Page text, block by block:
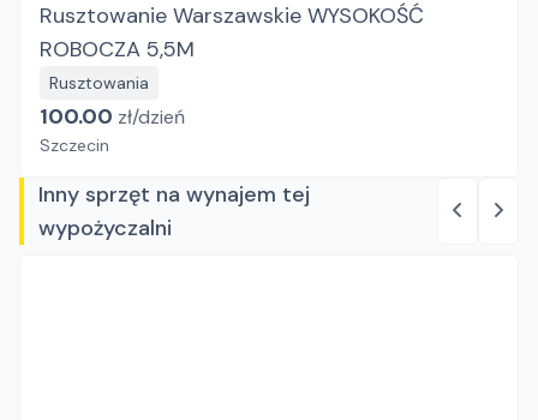
Rusztowanie Warszawskie WYSOKOŚĆ
ROBOCZA 5,5M
Rusztowania
100.00 zł/dzień
Szczecin
Inny sprzęt na wynajem tej
wypożyczalni